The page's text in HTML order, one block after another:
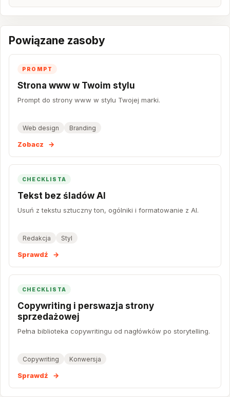
Powiązane zasoby
PROMPT
Strona www w Twoim stylu
Prompt do strony www w stylu Twojej marki.
Web design Branding
Zobacz →
CHECKLISTA
Tekst bez śladów AI
Usuń z tekstu sztuczny ton, ogólniki i formatowanie z AI.
Redakcja Styl
Sprawdź →
CHECKLISTA
Copywriting i perswazja strony
sprzedażowej
Pełna biblioteka copywritingu od nagłówków po storytelling.
Copywriting Konwersja
Sprawdź →